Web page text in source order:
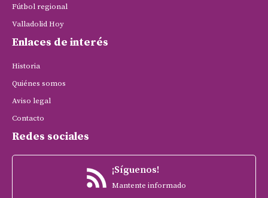
Fútbol regional
Valladolid Hoy
Enlaces de interés
Historia
Quiénes somos
Aviso legal
Contacto
Redes sociales
¡Síguenos!
Mantente informado